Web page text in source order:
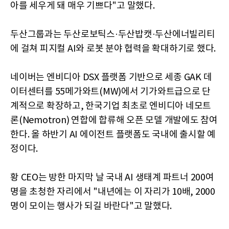
아를 세우게 돼 매우 기쁘다"고 말했다.
두산그룹과는 두산로보틱스·두산밥캣·두산에너빌리티
에 걸쳐 피지컬 AI와 로봇 분야 협력을 확대하기로 했다.
네이버는 엔비디아 DSX 플랫폼 기반으로 세종 GAK 데
이터센터를 55메가와트(MW)에서 기가와트급으로 단
계적으로 확장하고, 한국기업 최초로 엔비디아 네모트
론(Nemotron) 연합에 합류해 오픈 모델 개발에도 참여
한다. 올 하반기 AI 에이전트 플랫폼도 국내에 출시할 예
정이다.
황 CEO는 방한 마지막 날 국내 AI 생태계 파트너 200여
명을 초청한 자리에서 "내년에는 이 자리가 10배, 2000
명이 모이는 행사가 되길 바란다"고 말했다.